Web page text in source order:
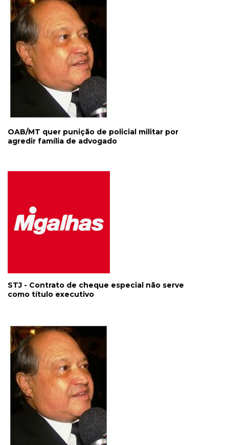
OAB/MT quer punição de policial militar por
agredir família de advogado
STJ - Contrato de cheque especial não serve
como título executivo